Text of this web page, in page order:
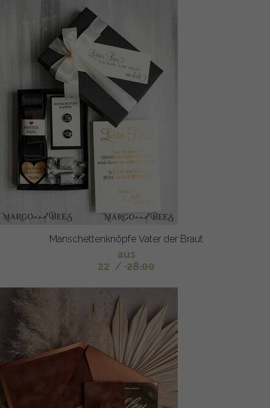
Manschettenknöpfe Vater der Braut
aus
22 / 28.00